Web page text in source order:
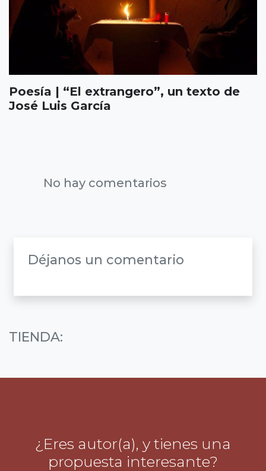
Poesía | “El extrangero”, un texto de
José Luis García
No hay comentarios
Déjanos un comentario
TIENDA:
¿Eres autor(a), y tienes una
propuesta interesante?